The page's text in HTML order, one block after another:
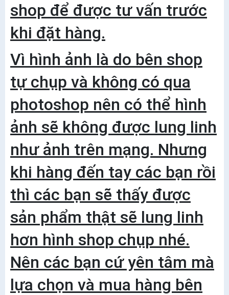
shop để được tư vấn trước
khi đặt hàng.
Vì hình ảnh là do bên shop
tự chụp và không có qua
photoshop nên có thể hình
ảnh sẽ không được lung linh
như ảnh trên mạng. Nhưng
khi hàng đến tay các bạn rồi
thì các bạn sẽ thấy được
sản phẩm thật sẽ lung linh
hơn hình shop chụp nhé.
Nên các bạn cứ yên tâm mà
lựa chọn và mua hàng bên